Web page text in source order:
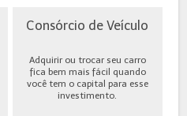
Consórcio de Veículo
Adquirir ou trocar seu carro
fica bem mais fácil quando
você tem o capital para esse
investimento.